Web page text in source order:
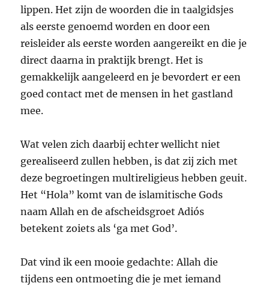
lippen. Het zijn de woorden die in taalgidsjes
als eerste genoemd worden en door een
reisleider als eerste worden aangereikt en die je
direct daarna in praktijk brengt. Het is
gemakkelijk aangeleerd en je bevordert er een
goed contact met de mensen in het gastland
mee.
Wat velen zich daarbij echter wellicht niet
gerealiseerd zullen hebben, is dat zij zich met
deze begroetingen multireligieus hebben geuit.
Het “Hola” komt van de islamitische Gods
naam Allah en de afscheidsgroet Adiós
betekent zoiets als ‘ga met God’.
Dat vind ik een mooie gedachte: Allah die
tijdens een ontmoeting die je met iemand